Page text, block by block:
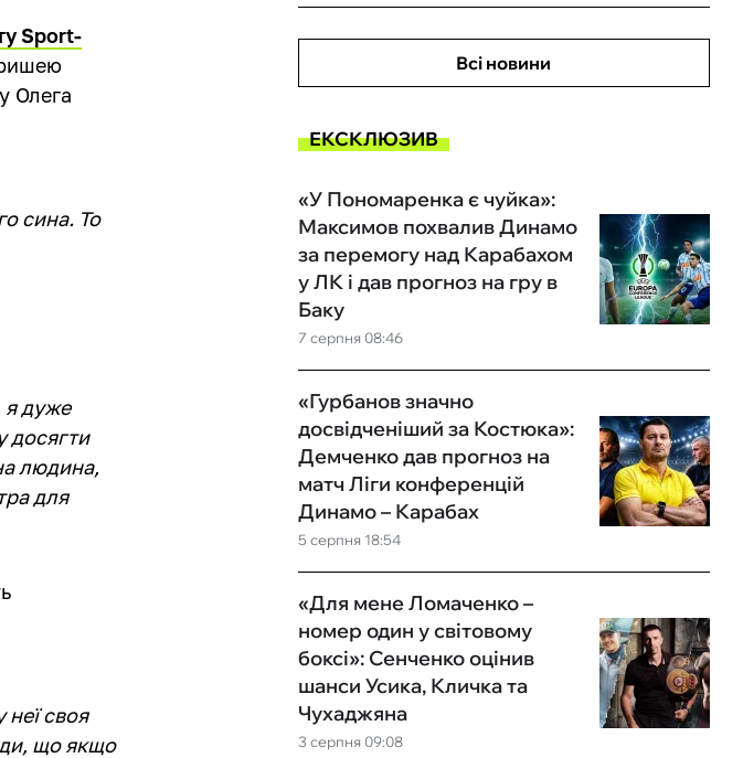
Sport-
Олега
сина. То
я дуже
досягти
людина,
для
своя
що якщо
Всі новини
ЕКСКЛЮЗИВ
7 серпня 08:46
«У Пономаренка є чуйка»:
Максимов похвалив Динамо
за перемогу над Карабахом
у ЛК і дав прогноз на гру в
Баку
5 серпня 18:54
«Гурбанов значно
досвідченіший за Костюка»:
Демченко дав прогноз на
матч Ліги конференцій
Динамо – Карабах
3 серпня 09:08
«Для мене Ломаченко –
номер один у світовому
боксі»: Сенченко оцінив
шанси Усика, Кличка та
Чухаджяна